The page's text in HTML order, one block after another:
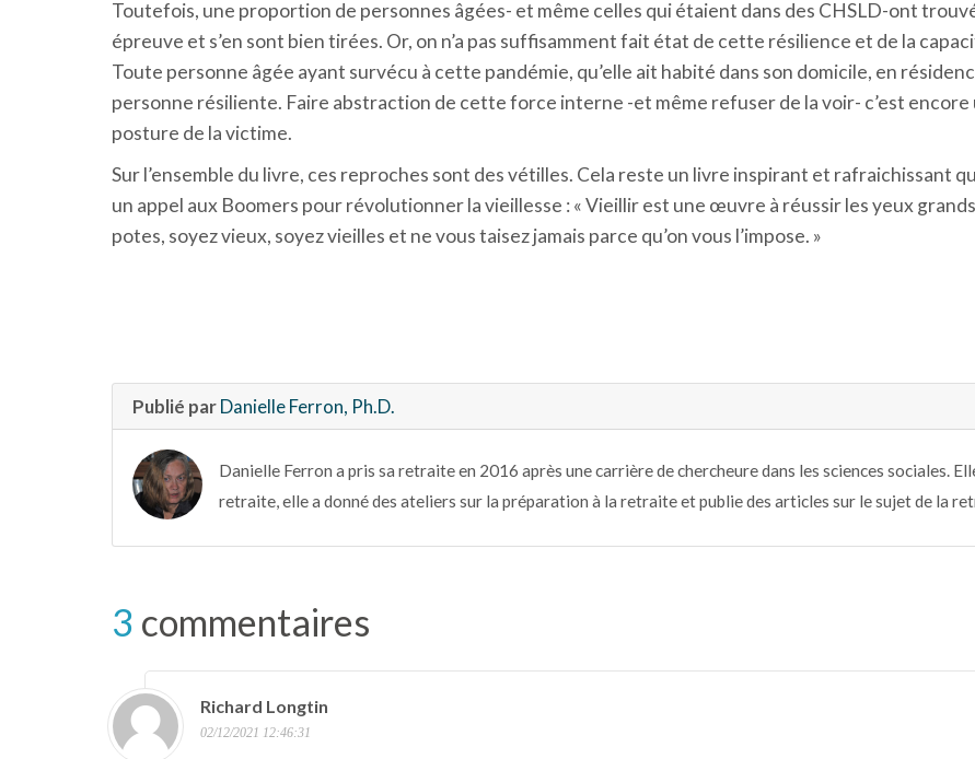
Toutefois, une proportion de personnes âgées- et même celles qui étaient dans des CHSLD-ont
épreuve et s’en sont bien tirées. Or, on n’a pas suffisamment fait état de cette résilience et de la
Toute personne âgée ayant survécu à cette pandémie, qu’elle ait habité dans son domicile, en
personne résiliente. Faire abstraction de cette force interne -et même refuser de la voir- c’est encore
posture de la victime.
Sur l’ensemble du livre, ces reproches sont des vétilles. Cela reste un livre inspirant et rafraichissant
un appel aux Boomers pour révolutionner la vieillesse : « Vieillir est une œuvre à réussir les yeux
potes, soyez vieux, soyez vieilles et ne vous taisez jamais parce qu’on vous l’impose. »
Publié parDanielle Ferron, Ph.D.
Danielle Ferron a pris sa retraite en 2016 après une carrière de chercheure dans les sciences sociales.
retraite, elle a donné des ateliers sur la préparation à la retraite et publie des articles sur le sujet de la
3 commentaires
Richard Longtin
02/12/2021 12:46:31